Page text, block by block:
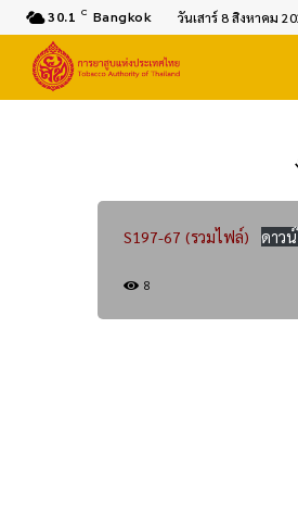
30.1 C Bangkok วันเสาร์ 8 สิงหาคม
S197-67 (รวมไฟล์) ดาว
8